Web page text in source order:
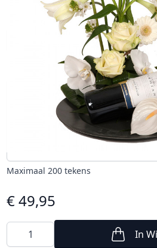
Bezorgdatum *
Eventueel tekst voor op kaartje
Maximaal 200 tekens
€ 49,95
In